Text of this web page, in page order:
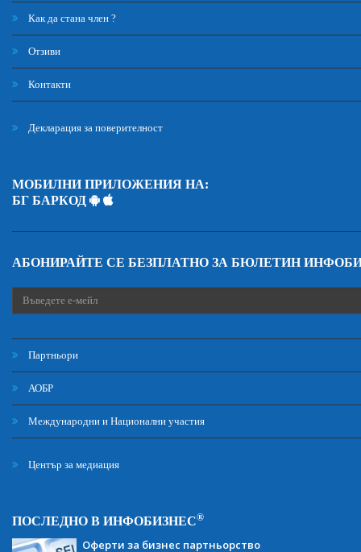
Как да стана член ?
Отзиви
Контакти
Декларация за поверителност
МОБИЛНИ ПРИЛОЖЕНИЯ НА:
БГ БАРКОД
АБОНИРАЙТЕ СЕ БЕЗПЛАТНО ЗА БЮЛЕТИН
Партньори
АОБР
Международни и Национални участия
Център за медиация
ПОСЛЕДНО В ИНФОБИЗНЕС®
Оферти за бизнес партньорство